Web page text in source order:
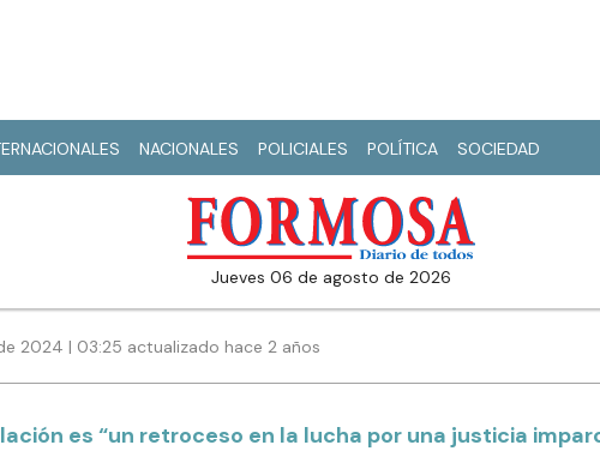
NACIONALES POLICIALES POLÍTICA SOCIEDAD
jueves 06 de agosto de 2026
2024 | 03:25 actualizado hace 2 años
es “un retroceso en la lucha por una justicia